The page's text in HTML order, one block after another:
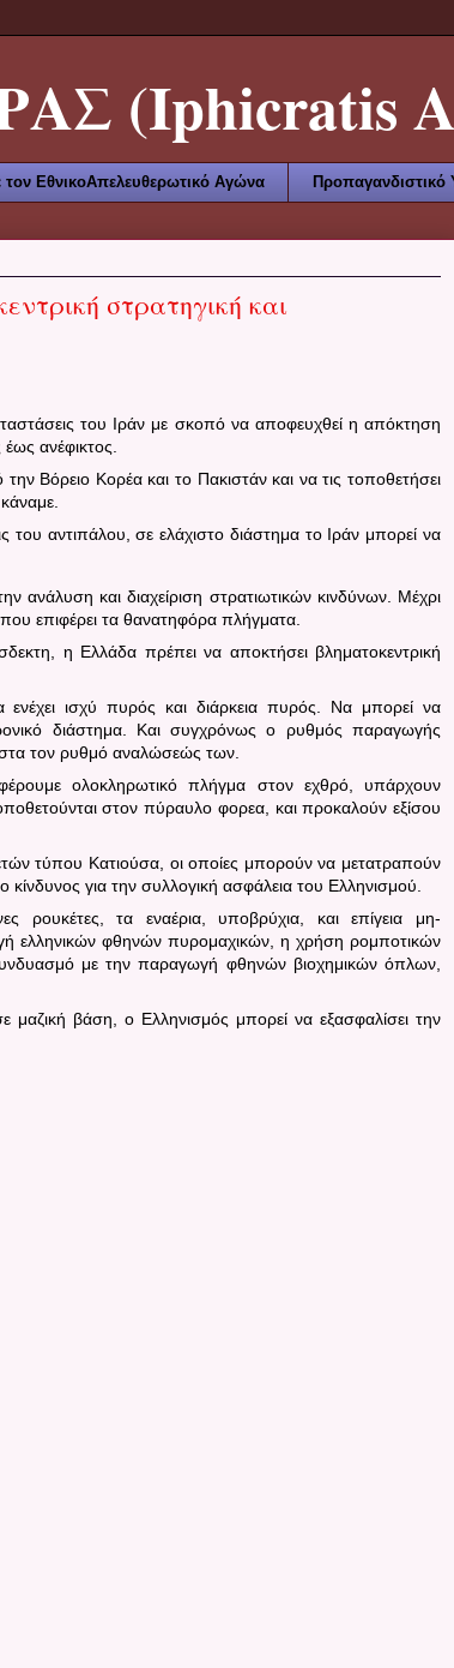
(Iphicratis
τον ΕθνικοΑπελευθερωτικό Αγώνα Προπαγανδιστικό
στρατηγική και
του Ιράν με σκοπό να αποφευχθεί η απόκτηση
ανέφικτος.
Βόρειο Κορέα και το Πακιστάν και να τις τοποθετήσει
του αντιπάλου, σε ελάχιστο διάστημα το Ιράν μπορεί να
και διαχείριση στρατιωτικών κινδύνων. Μέχρι
επιφέρει τα θανατηφόρα πλήγματα.
η Ελλάδα πρέπει να αποκτήσει βληματοκεντρική
ισχύ πυρός και διάρκεια πυρός. Να μπορεί να
διάστημα. Και συγχρόνως ο ρυθμός παραγωγής
τον ρυθμό αναλώσεώς των.
ολοκληρωτικό πλήγμα στον εχθρό, υπάρχουν
στον πύραυλο φορεα, και προκαλούν εξίσου
τύπου Κατιούσα, οι οποίες μπορούν να μετατραπούν
για την συλλογική ασφάλεια του Ελληνισμού.
ρουκέτες, τα εναέρια, υποβρύχια, και επίγεια μη-
ελληνικών φθηνών πυρομαχικών, η χρήση ρομποτικών
με την παραγωγή φθηνών βιοχημικών όπλων,
βάση, ο Ελληνισμός μπορεί να εξασφαλίσει την